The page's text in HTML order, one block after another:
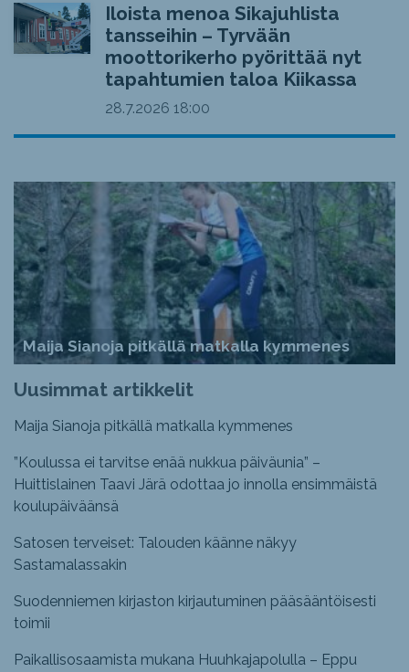
Iloista menoa Sikajuhlista
tansseihin – Tyrvään
moottorikerho pyörittää nyt
tapahtumien taloa Kiikassa
28.7.2026 18:00
Maija Sianoja pitkällä matkalla kymmenes
Uusimmat artikkelit
Maija Sianoja pitkällä matkalla kymmenes
”Koulussa ei tarvitse enää nukkua päiväunia” –
Huittislainen Taavi Järä odottaa jo innolla ensimmäistä
koulupäiväänsä
Satosen terveiset: Talouden käänne näkyy
Sastamalassakin
Suodenniemen kirjaston kirjautuminen pääsääntöisesti
toimii
Paikallisosaamista mukana Huuhkajapolulla – Eppu